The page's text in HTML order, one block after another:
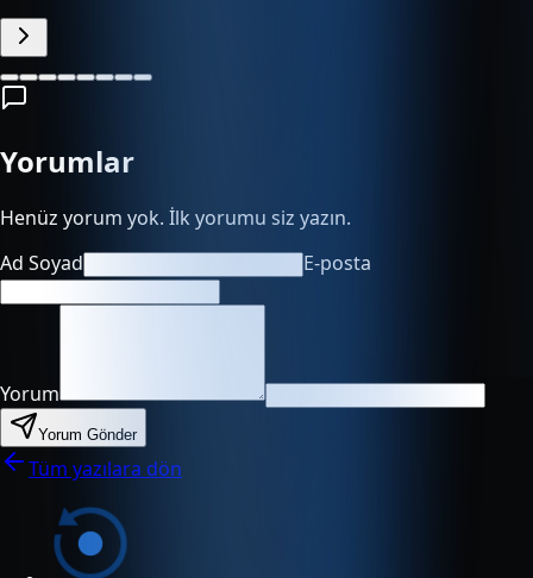
Yorumlar
Henüz yorum yok. İlk yorumu siz yazın.
Ad Soyad
E-posta
Yorum
Yorum Gönder
Tüm yazılara dön